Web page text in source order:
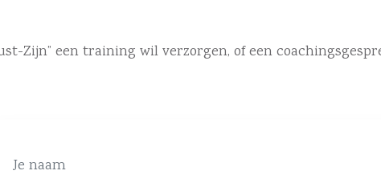
Zijn” een training wil verzorgen, of een